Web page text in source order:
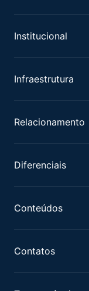
Institucional
Infraestrutura
Relacionamento
Diferenciais
Conteúdos
Contatos